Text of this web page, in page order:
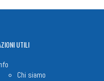
UTILI
Chi siamo